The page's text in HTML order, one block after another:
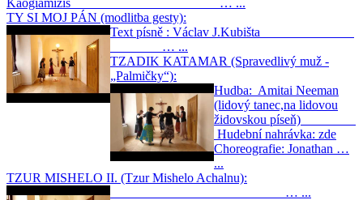
TY SI MOJ PÁN (modlitba gesty):
Text písně : Václav J.Kubišta
… ...
TZADIK KATAMAR (Spravedlivý muž -
„Palmičky“):
Hudba: Amitai Neeman
(lidový tanec,na lidovou
židovskou píseň)
Hudební nahrávka: zde
Choreografie: Jonathan …
...
TZUR MISHELO II. (Tzur Mishelo Achalnu):
… ...